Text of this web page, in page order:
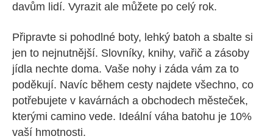
davům lidí. Vyrazit ale můžete po celý rok.
Připravte si pohodlné boty, lehký batoh a sbalte si
jen to nejnutnější. Slovníky, knihy, vařič a zásoby
jídla nechte doma. Vaše nohy i záda vám za to
poděkují. Navíc během cesty najdete všechno, co
potřebujete v kavárnách a obchodech městeček,
kterými camino vede. Ideální váha batohu je 10%
vaší hmotnosti.